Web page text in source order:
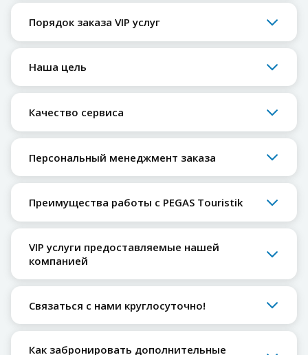
Порядок заказа VIP услуг
Наша цель
Качество сервиса
Персональный менеджмент заказа
Преимущества работы с PEGAS Touristik
VIP услуги предоставляемые нашей
компанией
Связаться с нами круглосуточно!
Как забронировать дополнительные